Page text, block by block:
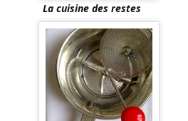
La cuisine des restes